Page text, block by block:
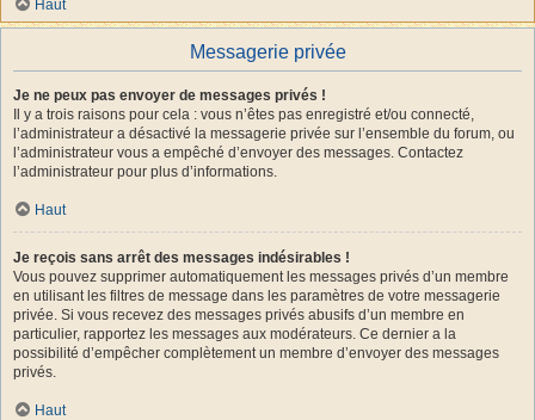
Haut
Messagerie privée
Je ne peux pas envoyer de messages privés !
Il y a trois raisons pour cela : vous n’êtes pas enregistré et/ou connecté,
l’administrateur a désactivé la messagerie privée sur l’ensemble du forum, ou
l’administrateur vous a empêché d’envoyer des messages. Contactez
l’administrateur pour plus d’informations.
Haut
Je reçois sans arrêt des messages indésirables !
Vous pouvez supprimer automatiquement les messages privés d’un membre
en utilisant les filtres de message dans les paramètres de votre messagerie
privée. Si vous recevez des messages privés abusifs d’un membre en
particulier, rapportez les messages aux modérateurs. Ce dernier a la
possibilité d’empêcher complètement un membre d’envoyer des messages
privés.
Haut